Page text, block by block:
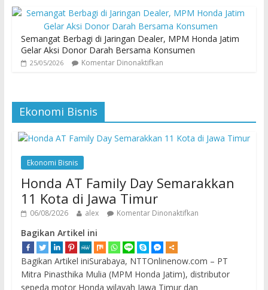
Semangat Berbagi di Jaringan Dealer, MPM Honda Jatim
Gelar Aksi Donor Darah Bersama Konsumen
25/05/2026 Komentar Dinonaktifkan
Ekonomi Bisnis
Ekonomi Bisnis
Honda AT Family Day Semarakkan
11 Kota di Jawa Timur
06/08/2026 alex Komentar Dinonaktifkan
Bagikan Artikel ini
Bagikan Artikel iniSurabaya, NTTOnlinenow.com – PT
Mitra Pinasthika Mulia (MPM Honda Jatim), distributor
sepeda motor Honda wilayah Jawa Timur dan